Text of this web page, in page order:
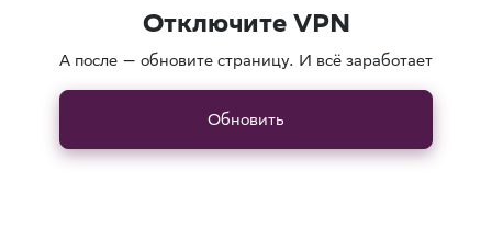
Отключите VPN
А после — обновите страницу. И всё заработает
Обновить